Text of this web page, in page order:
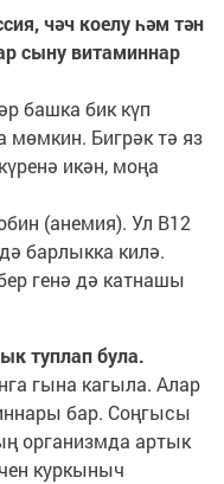
чәч коелу һәм тән
сыну витаминнар
башка бик күп
Бигрәк тә яз
икән, моңа
(анемия). Ул В12
барлыкка килә.
генә дә катнашы
туплап була.
гына кагыла. Алар
бар. Соңгысы
организмда артык
куркыныч